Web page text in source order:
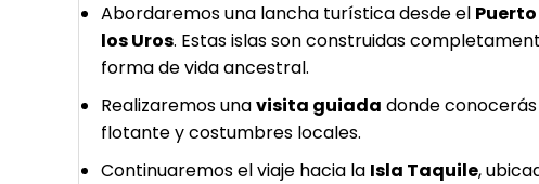
Abordaremos una lancha turística desde el
los Uros. Estas islas son construidas
forma de vida ancestral.
Realizaremos unavisita guiada donde
flotante y costumbres locales.
Continuaremos el viaje hacia la Isla Taquile,